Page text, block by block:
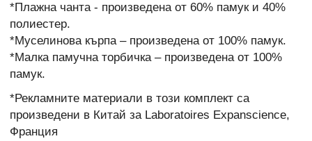
*Плажна чанта - произведена от 60% памук и 40%
полиестер.
*Муселинова кърпа – произведена от 100% памук.
*Малка памучна торбичка – произведена от 100%
памук.
*Рекламните материали в този комплект са
произведени в Китай за Laboratoires Expanscience,
Франция